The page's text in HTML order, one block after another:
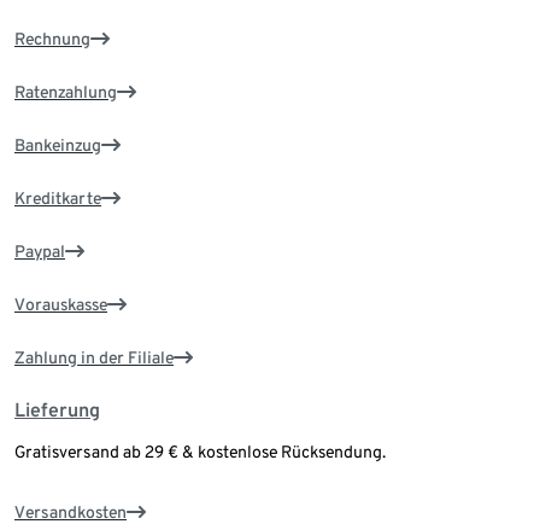
Rechnung
Ratenzahlung
Bankeinzug
Kreditkarte
Paypal
Vorauskasse
Zahlung in der Filiale
Lieferung
Gratisversand ab 29 € & kostenlose Rücksendung.
Versandkosten